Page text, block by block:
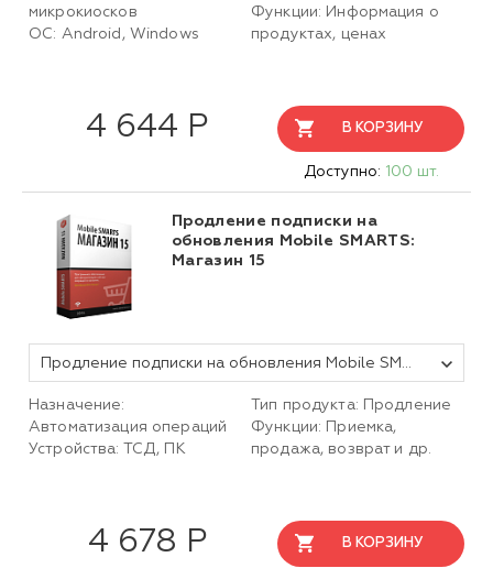
микрокиосков
ОС: Android, Windows
Функции: Информация о
продуктах, ценах
4 644 Р В КОРЗИНУ
Доступно: 100 шт.
Продление подписки на
обновления Mobile SMARTS:
Магазин 15
Продление подписки на обновления Mobile SMARTS Магазин 15, МИНИМУМ для любой поддерживаемой конфигурации 1С на 1 (один) год
Назначение:
Автоматизация операций
Устройства: ТСД, ПК
Тип продукта: Продление
Функции: Приемка,
продажа, возврат и др.
4 678 Р В КОРЗИНУ